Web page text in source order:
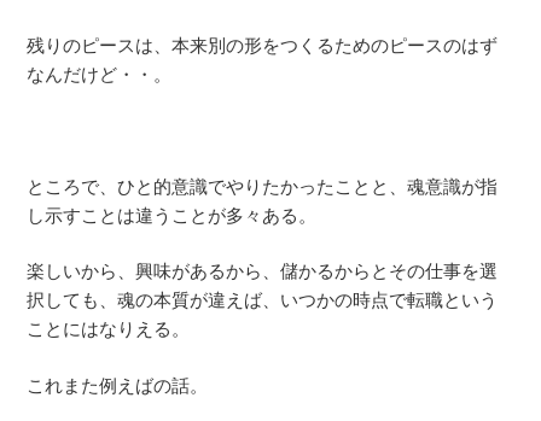
残りのピースは、本来別の形をつくるためのピースのはず
なんだけど・・。
ところで、ひと的意識でやりたかったことと、魂意識が指
し示すことは違うことが多々ある。
楽しいから、興味があるから、儲かるからとその仕事を選
択しても、魂の本質が違えば、いつかの時点で転職という
ことにはなりえる。
これまた例えばの話。